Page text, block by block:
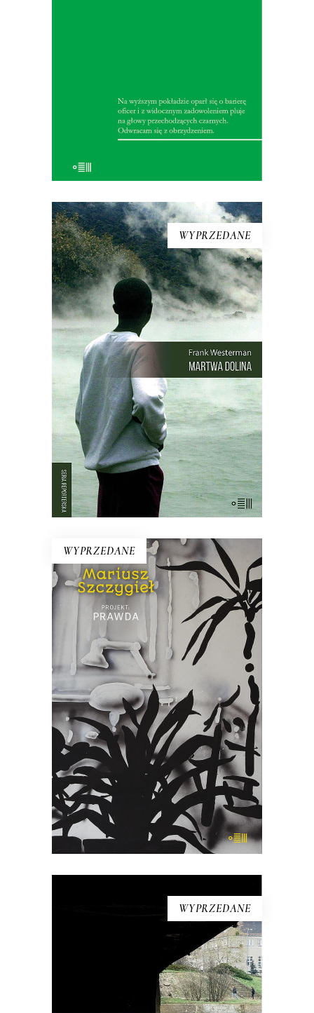
KSIĄŻKA DO KOSZYKA
WYPRZEDANE
MARTWA DOLINA
21 sierpnia 1986 roku z doliny w
Kamerunie zniknęło życie. Kurczaki,
pawiany, zebu i ptaki leżały martwe w
trawie – tak samo jak dwa tysiące
mężczyzn, kobiet i dzieci. Chaty i
drzewa palmowe stały nietknięte. Takie
są fakty. Ale co się wydarzyło?
WYPRZEDANE
E-BOOK DO KOSZYKA
PROJEKT: PRAWDA
Szczygieł szuka prawdy w Grudziądzu,
Supraślu, Londynie, Pradze, Paryżu,
Nowym Jorku, w birmańskim Ngapali
czy laotańskim Luang Prabang.
Wyjawiają mu ją takie postaci jak
Stańko, Kapuściński czy Osiatyński, ale i
pasażerowie pociągów czy
taksówkarze.
44.00 22.00zł
WYPRZEDANE
SCHODÓW SIĘ NIE PALI
Debiut Wojciecha Tochmana. Kolekcja